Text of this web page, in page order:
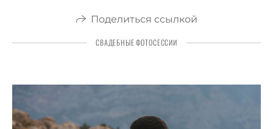
Поделиться ссылкой
СВАДЕБНЫЕ ФОТОСЕССИИ